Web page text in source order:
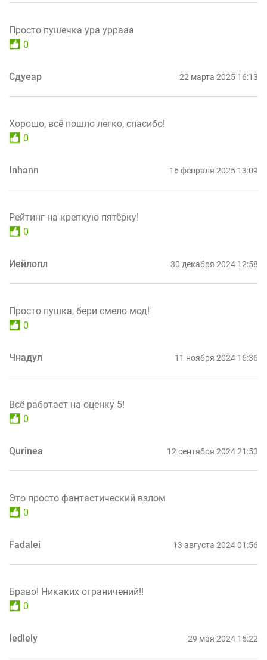
Просто пушечка ура уррааа
0
Сдуеар 22 марта 2025 16:13
Хорошо, всё пошло легко, спасибо!
0
Inhann 16 февраля 2025 13:09
Рейтинг на крепкую пятёрку!
0
Иейлолл 30 декабря 2024 12:58
Просто пушка, бери смело мод!
0
Чнадул 11 ноября 2024 16:36
Всё работает на оценку 5!
0
Qurinea 12 сентября 2024 21:53
Это просто фантастический взлом
0
Fadalei 13 августа 2024 01:56
Браво! Никаких ограничений!!
0
Iedlely 29 мая 2024 15:22